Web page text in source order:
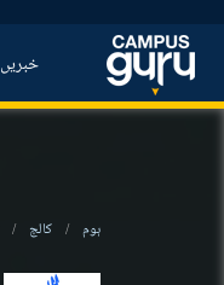
خبریں
ہوم کالج